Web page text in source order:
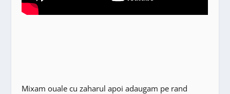
Mixam ouale cu zaharul apoi adaugam pe rand